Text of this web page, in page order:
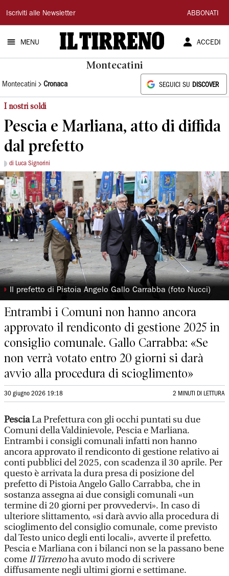
Il
Tirreno
Iscriviti alle Newsletter ABBONATI
MENU ACCEDI
Montecatini
Montecatini Cronaca SEGUICI SU DISCOVER
I nostri soldi
Pescia e Marliana, atto di diffida
dal prefetto
di Luca Signorini
◗ Il prefetto di Pistoia Angelo Gallo Carrabba (foto Nucci)
Entrambi i Comuni non hanno ancora
approvato il rendiconto di gestione 2025 in
consiglio comunale. Gallo Carrabba: «Se
non verrà votato entro 20 giorni si darà
avvio alla procedura di scioglimento»
30 giugno 2026 19:18 2 MINUTI DI LETTURA
PesciaLa Prefettura con gli occhi puntati su due
Comuni della Valdinievole, Pescia e Marliana.
Entrambi i consigli comunali infatti non hanno
ancora approvato il rendiconto di gestione relativo ai
conti pubblici del 2025, con scadenza il 30 aprile. Per
questo è arrivata la dura presa di posizione del
prefetto di Pistoia Angelo Gallo Carrabba, che in
sostanza assegna ai due consigli comunali «un
termine di 20 giorni per provvedervi». In caso di
ulteriore slittamento, «si darà avvio alla procedura di
scioglimento del consiglio comunale, come previsto
dal Testo unico degli enti locali», avverte il prefetto.
Pescia e Marliana con i bilanci non se la passano bene
comeIl Tirrenoha avuto modo di scrivere
diffusamente negli ultimi giorni e settimane.